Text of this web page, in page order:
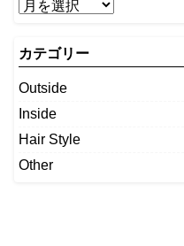
カテゴリー
Outside
Inside
Hair Style
Other